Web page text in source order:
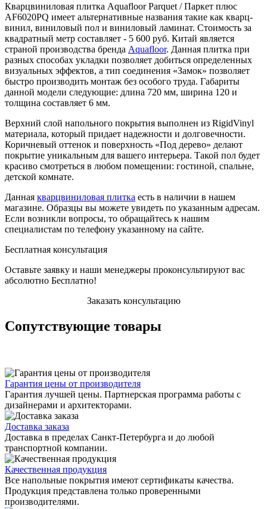
Кварцвиниловая плитка Aquafloor Parquet / Паркет плюс
AF6020PQ имеет альтернативные названия такие как кварц-
винил, виниловый пол и виниловый ламинат. Стоимость за
квадратный метр составляет - 5 600 руб. Китай является
страной производства бренда Aquafloor. Данная плитка при
разных способах укладки позволяет добиться определенных
визуальных эффектов, а тип соединения «Замок» позволяет
быстро производить монтаж без особого труда. Габариты
данной модели следующие: длина 720 мм, ширина 120 и
толщина составляет 6 мм.
Верхний слой напольного покрытия выполнен из RigidVinyl
материала, который придает надежности и долговечности.
Коричневый оттенок и поверхность «Под дерево» делают
покрытие уникальным для вашего интерьера. Такой пол будет
красиво смотреться в любом помещении: гостиной, спальне,
детской комнате.
Данная кварцвиниловая плитка есть в наличии в нашем
магазине. Образцы вы можете увидеть по указанным адресам.
Если возникли вопросы, то обращайтесь к нашим
специалистам по телефону указанному на сайте.
Бесплатная консультация
Оставьте заявку и наши менеджеры проконсультируют вас
абсолютно Бесплатно!
Заказать консультацию
Сопутствующие товары
Гарантия цены от производителя
Гарантия лучшей цены. Партнерская программа работы с
дизайнерами и архитекторами.
Доставка заказа
Доставка в пределах Санкт-Петербурга и до любой
транспортной компании.
Качественная продукция
Все напольные покрытия имеют сертификаты качества.
Продукция представлена только проверенными
производителями.